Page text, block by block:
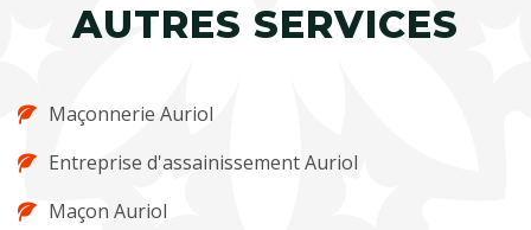
AUTRES SERVICES
Maçonnerie Auriol
Entreprise d'assainissement Auriol
Maçon Auriol